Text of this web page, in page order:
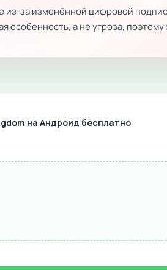
из-за изменённой цифровой
особенность, а не угроза,
на Андроид бесплатно